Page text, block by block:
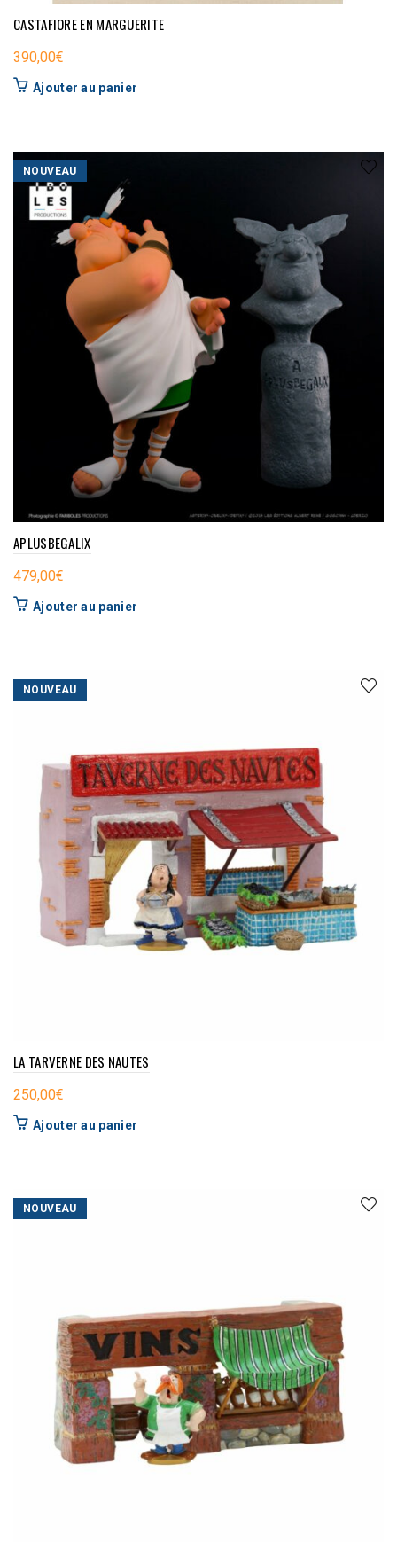
CASTAFIORE EN MARGUERITE
390,00€
Ajouter au panier
NOUVEAU
APLUSBEGALIX
479,00€
Ajouter au panier
NOUVEAU
LA TARVERNE DES NAUTES
250,00€
Ajouter au panier
NOUVEAU